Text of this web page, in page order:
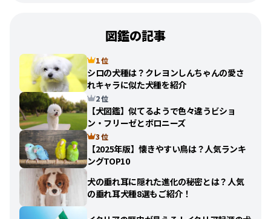
図鑑の記事
1 位
シロの犬種は？クレヨンしんちゃんの愛さ
れキャラに似た犬種を紹介
2 位
【犬図鑑】似てるようで色々違うビショ
ン・フリーゼとボロニーズ
3 位
【2025年版】懐きやすい鳥は？人気ランキ
ングTOP10
犬の垂れ耳に隠れた進化の秘密とは？人気
の垂れ耳犬種8選もご紹介！